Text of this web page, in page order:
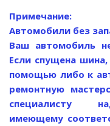
Примечание:
Автомобили без
Ваш автомобиль
Если спущена
помощью либо к
ремонтную
специалисту
имеющему